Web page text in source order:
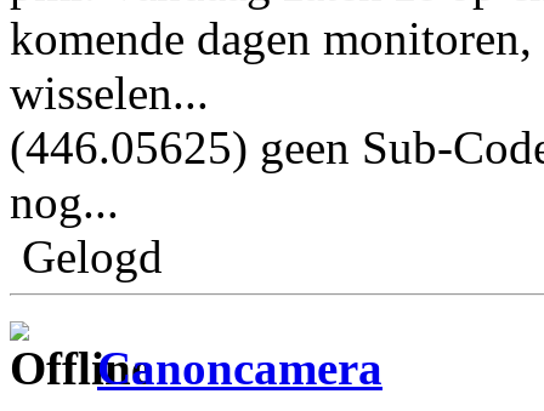
komende dagen
wisselen...
(446.05625) geen Sub-
nog...
Gelogd
Canoncamera